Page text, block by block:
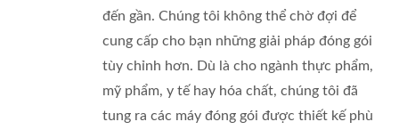
đến gần. Chúng tôi không thể chờ đợi để
cung cấp cho bạn những giải pháp đóng gói
tùy chỉnh hơn. Dù là cho ngành thực phẩm,
mỹ phẩm, y tế hay hóa chất, chúng tôi đã
tung ra các máy đóng gói được thiết kế phù